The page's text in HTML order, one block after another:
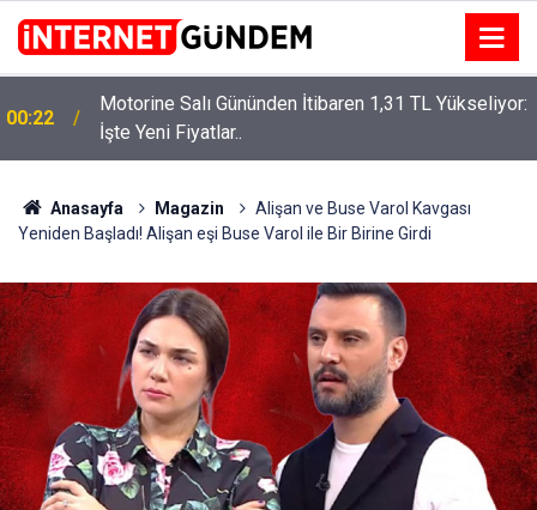
00:22
Motorine Salı Gününden İtibaren 1,31 TL Yükseliyor:
İşte Yeni Fiyatlar..
Anasayfa Magazin
Alişan ve Buse Varol Kavgası
Yeniden Başladı! Alişan eşi Buse Varol ile Bir Birine Girdi